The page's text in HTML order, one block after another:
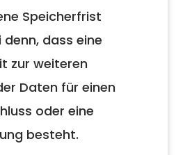
Speicherfrist
dass eine
zur weiteren
Daten für einen
oder eine
besteht.